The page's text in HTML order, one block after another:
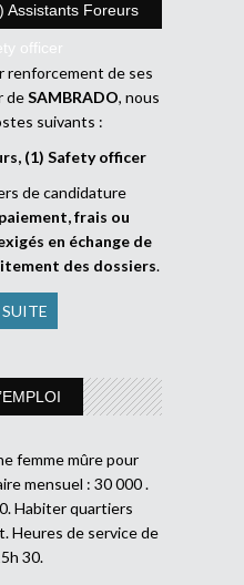
Assistants Foreurs
officer
renforcement de ses
deSAMBRADO, nous
suivants :
(1) Safety officer
de candidature
frais ou
en échange de
des dossiers.
femme mûre pour
mensuel : 30 000 .
Habiter quartiers
Heures de service de
30.